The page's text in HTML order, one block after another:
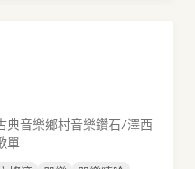
典音樂鄉村音樂鑽石/澤西
單